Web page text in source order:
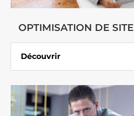
OPTIMISATION DE SITE
Découvrir